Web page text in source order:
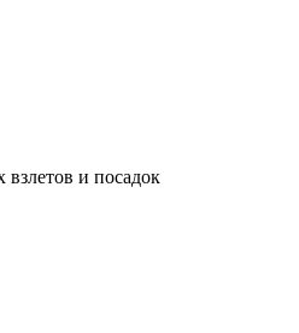
и посадок